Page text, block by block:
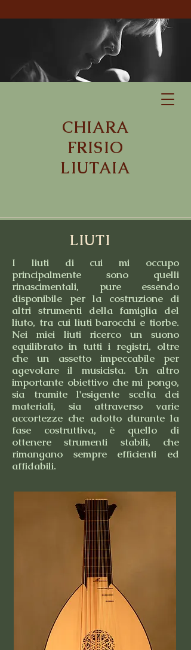
CHIARA
FRISIO
LIUTAIA
LIUTI
I liuti di cui mi occupo
principalmente sono quelli
rinascimentali, pure essendo
disponibile per la costruzione di
altri strumenti della famiglia del
liuto, tra cui liuti barocchi e tiorbe.
Nei miei liuti ricerco un suono
equilibrato in tutti i registri, oltre
che un assetto impeccabile per
agevolare il musicista. Un altro
importante obiettivo che mi pongo,
sia tramite l'esigente scelta dei
materiali, sia attraverso varie
accortezze che adotto durante la
fase costruttiva, è quello di
ottenere strumenti stabili, che
rimangano sempre efficienti ed
affidabili.